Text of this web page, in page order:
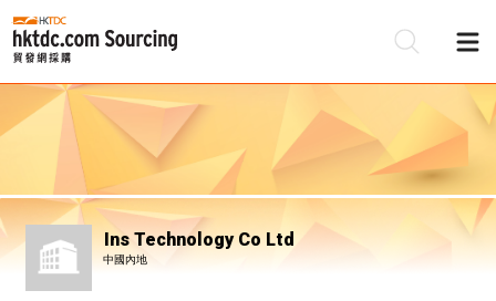
Ins Technology Co Ltd
中國內地